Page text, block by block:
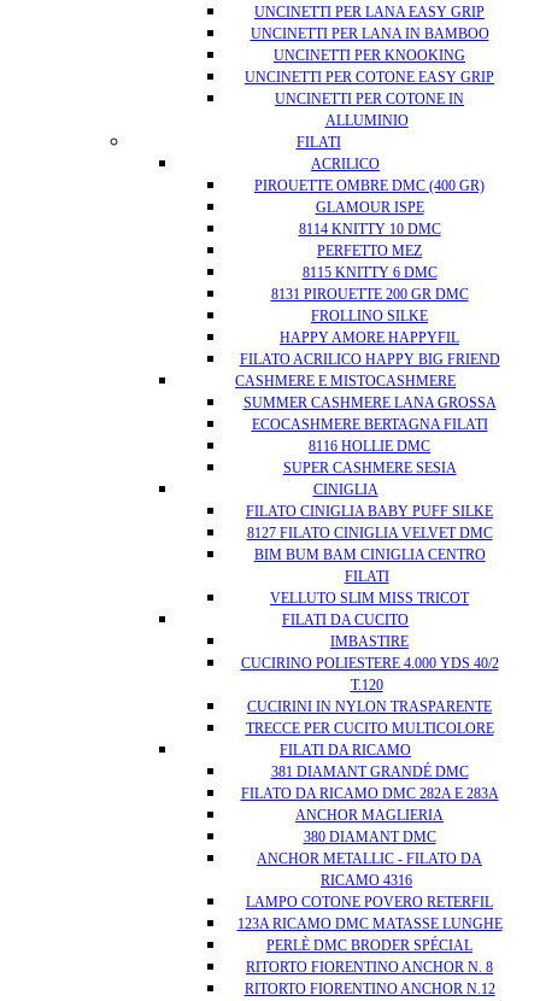
UNCINETTI PER LANA EASY GRIP
UNCINETTI PER LANA IN BAMBOO
UNCINETTI PER KNOOKING
UNCINETTI PER COTONE EASY GRIP
UNCINETTI PER COTONE IN
ALLUMINIO
FILATI
ACRILICO
PIROUETTE OMBRE DMC (400 GR)
GLAMOUR ISPE
8114 KNITTY 10 DMC
PERFETTO MEZ
8115 KNITTY 6 DMC
8131 PIROUETTE 200 GR DMC
FROLLINO SILKE
HAPPY AMORE HAPPYFIL
FILATO ACRILICO HAPPY BIG FRIEND
CASHMERE E MISTOCASHMERE
SUMMER CASHMERE LANA GROSSA
ECOCASHMERE BERTAGNA FILATI
8116 HOLLIE DMC
SUPER CASHMERE SESIA
CINIGLIA
FILATO CINIGLIA BABY PUFF SILKE
8127 FILATO CINIGLIA VELVET DMC
BIM BUM BAM CINIGLIA CENTRO
FILATI
VELLUTO SLIM MISS TRICOT
FILATI DA CUCITO
IMBASTIRE
CUCIRINO POLIESTERE 4.000 YDS 40/2
T.120
CUCIRINI IN NYLON TRASPARENTE
TRECCE PER CUCITO MULTICOLORE
FILATI DA RICAMO
381 DIAMANT GRANDÉ DMC
FILATO DA RICAMO DMC 282A E 283A
ANCHOR MAGLIERIA
380 DIAMANT DMC
ANCHOR METALLIC - FILATO DA
RICAMO 4316
LAMPO COTONE POVERO RETERFIL
123A RICAMO DMC MATASSE LUNGHE
PERLÈ DMC BRODER SPÉCIAL
RITORTO FIORENTINO ANCHOR N. 8
RITORTO FIORENTINO ANCHOR N.12